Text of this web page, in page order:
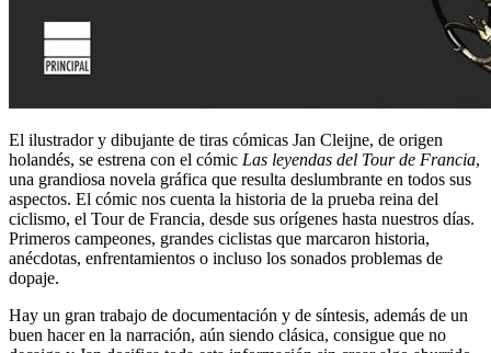
El ilustrador y dibujante de tiras cómicas Jan Cleijne, de origen
holandés, se estrena con el cómic Las leyendas del Tour de Francia,
una grandiosa novela gráfica que resulta deslumbrante en todos sus
aspectos. El cómic nos cuenta la historia de la prueba reina del
ciclismo, el Tour de Francia, desde sus orígenes hasta nuestros días.
Primeros campeones, grandes ciclistas que marcaron historia,
anécdotas, enfrentamientos o incluso los sonados problemas de
dopaje.
Hay un gran trabajo de documentación y de síntesis, además de un
buen hacer en la narración, aún siendo clásica, consigue que no